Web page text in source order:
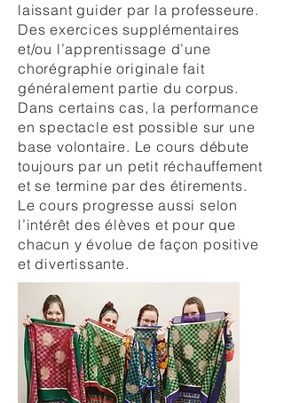
laissant guider par la professeure.
Des exercices supplémentaires
et/ou l’apprentissage d’une
chorégraphie originale fait
généralement partie du corpus.
Dans certains cas, la performance
en spectacle est possible sur une
base volontaire. Le cours débute
toujours par un petit réchauffement
et se termine par des étirements.
Le cours progresse aussi selon
l’intérêt des élèves et pour que
chacun y évolue de façon positive
et divertissante.